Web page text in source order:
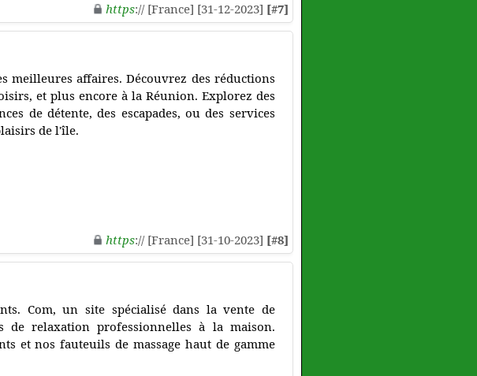
https:// [France] [31-12-2023] [#7]
meilleures affaires. Découvrez des réductions
et plus encore à la Réunion. Explorez des
de détente, des escapades, ou des services
de l'île.
https:// [France] [31-10-2023] [#8]
Com, un site spécialisé dans la vente de
de relaxation professionnelles à la maison.
et nos fauteuils de massage haut de gamme